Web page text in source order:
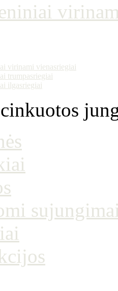
virinami vienasriegiai
trumpasriegiai
ilgasriegiai